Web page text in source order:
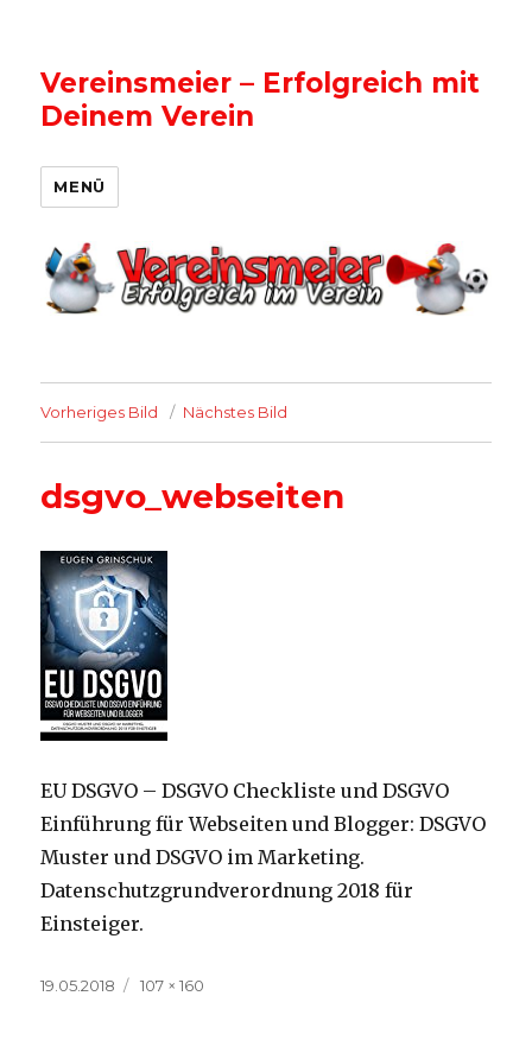
Vereinsmeier – Erfolgreich mit
Deinem Verein
MENÜ
Vorheriges Bild Nächstes Bild
dsgvo_webseiten
EU DSGVO – DSGVO Checkliste und DSGVO
Einführung für Webseiten und Blogger: DSGVO
Muster und DSGVO im Marketing.
Datenschutzgrundverordnung 2018 für
Einsteiger.
Veröffentlicht
19.05.2018
Volle
107 × 160